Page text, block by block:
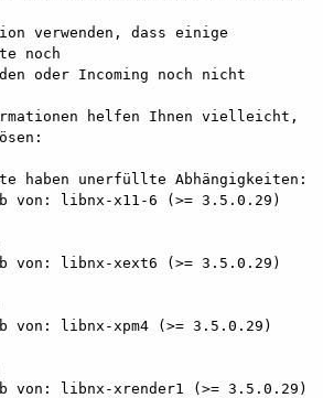
verwenden, dass einige
noch
oder Incoming noch nicht
helfen Ihnen vielleicht,
haben unerfüllte Abhängigkeiten: